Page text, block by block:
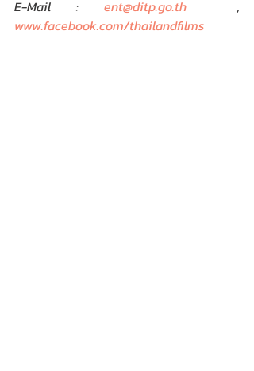
E-Mail : ent@ditp.go.th
www.facebook.com/thailandfilms